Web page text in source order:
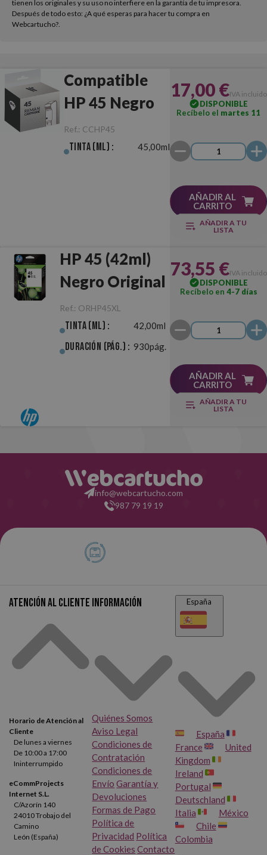
tienen los originales y su uso no interfiere en la garantía de tu impresora.
Después de todo esto: ¿A qué esperas para hacer tu compra en
Webcartucho?.
Compatible
HP 45 Negro
Ref.: CCHP45
Tinta (ml) : 45,00ml
17,00 €IVA incluido
DISPONIBLE
Recíbelo el martes 11
AÑADIR AL
CARRITO
AÑADIR A TU
LISTA
HP 45 (42ml)
Negro Original
Ref.: ORHP45XL
Tinta (ml) : 42,00ml
Duración (pág.) : 930pág.
73,55 €IVA incluido
DISPONIBLE
Recíbelo en 4-7 días
AÑADIR AL
CARRITO
AÑADIR A TU
LISTA
info@webcartucho.com
987 79 19 19
Atención al cliente
Horario de Atención al
Cliente
De lunes a viernes
De 10:00 a 17:00
Ininterrumpido
eCommProjects
Internet S.L.
C/Azorín 140
24010 Trobajo del
Camino
León (España)
Información
Quiénes Somos
Aviso Legal
Condiciones de
Contratación
Condiciones de
Envío Garantía y
Devoluciones
Formas de Pago
Política de
Privacidad Política
de Cookies Contacto
España
España
France
United
Kingdom
Ireland
Portugal
Deutschland
Italia
México
Chile
Colombia